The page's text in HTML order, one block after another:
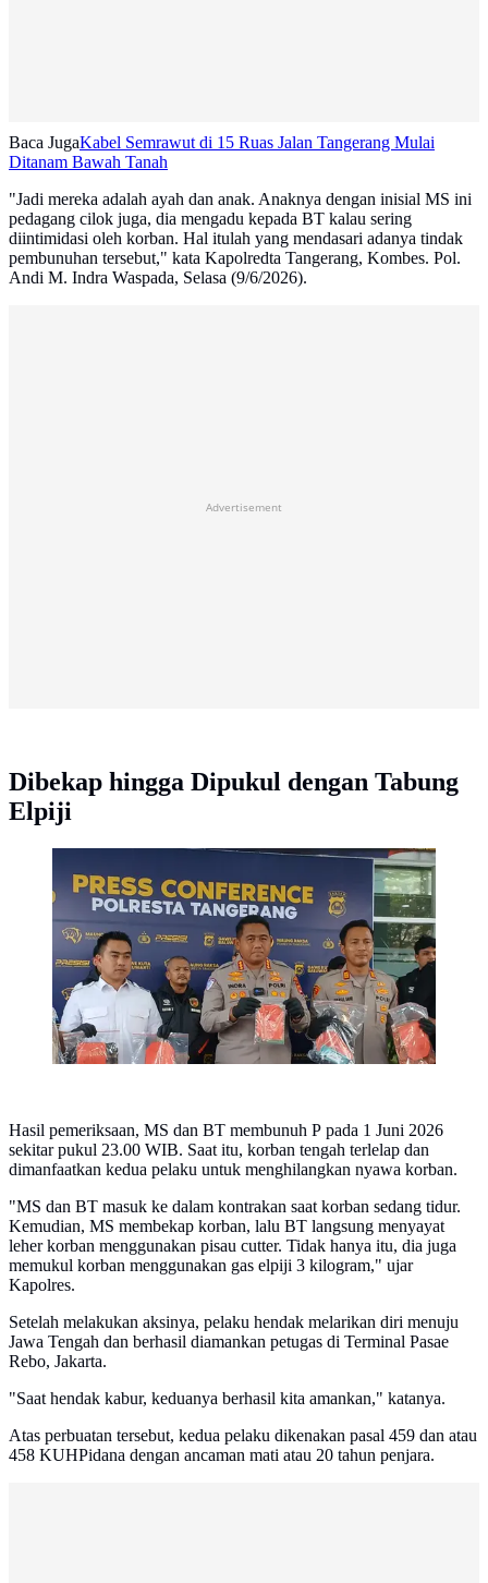
Baca JugaKabel Semrawut di 15 Ruas Jalan Tangerang Mulai
Ditanam Bawah Tanah
"Jadi mereka adalah ayah dan anak. Anaknya dengan inisial MS ini
pedagang cilok juga, dia mengadu kepada BT kalau sering
diintimidasi oleh korban. Hal itulah yang mendasari adanya tindak
pembunuhan tersebut," kata Kapolredta Tangerang, Kombes. Pol.
Andi M. Indra Waspada, Selasa (9/6/2026).
Advertisement
Dibekap hingga Dipukul dengan Tabung
Elpiji
Ayah dan Anak Bunuh Pedagang Cilok di Tangerang
(Foto: Pramitha/Liputan6.com)
Hasil pemeriksaan, MS dan BT membunuh P pada 1 Juni 2026
sekitar pukul 23.00 WIB. Saat itu, korban tengah terlelap dan
dimanfaatkan kedua pelaku untuk menghilangkan nyawa korban.
"MS dan BT masuk ke dalam kontrakan saat korban sedang tidur.
Kemudian, MS membekap korban, lalu BT langsung menyayat
leher korban menggunakan pisau cutter. Tidak hanya itu, dia juga
memukul korban menggunakan gas elpiji 3 kilogram," ujar
Kapolres.
Setelah melakukan aksinya, pelaku hendak melarikan diri menuju
Jawa Tengah dan berhasil diamankan petugas di Terminal Pasae
Rebo, Jakarta.
"Saat hendak kabur, keduanya berhasil kita amankan," katanya.
Atas perbuatan tersebut, kedua pelaku dikenakan pasal 459 dan atau
458 KUHPidana dengan ancaman mati atau 20 tahun penjara.